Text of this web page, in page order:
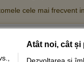
cele mai frecvent
medicale
Atât noi, cât și